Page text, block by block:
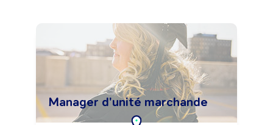
Manager d'unité marchande